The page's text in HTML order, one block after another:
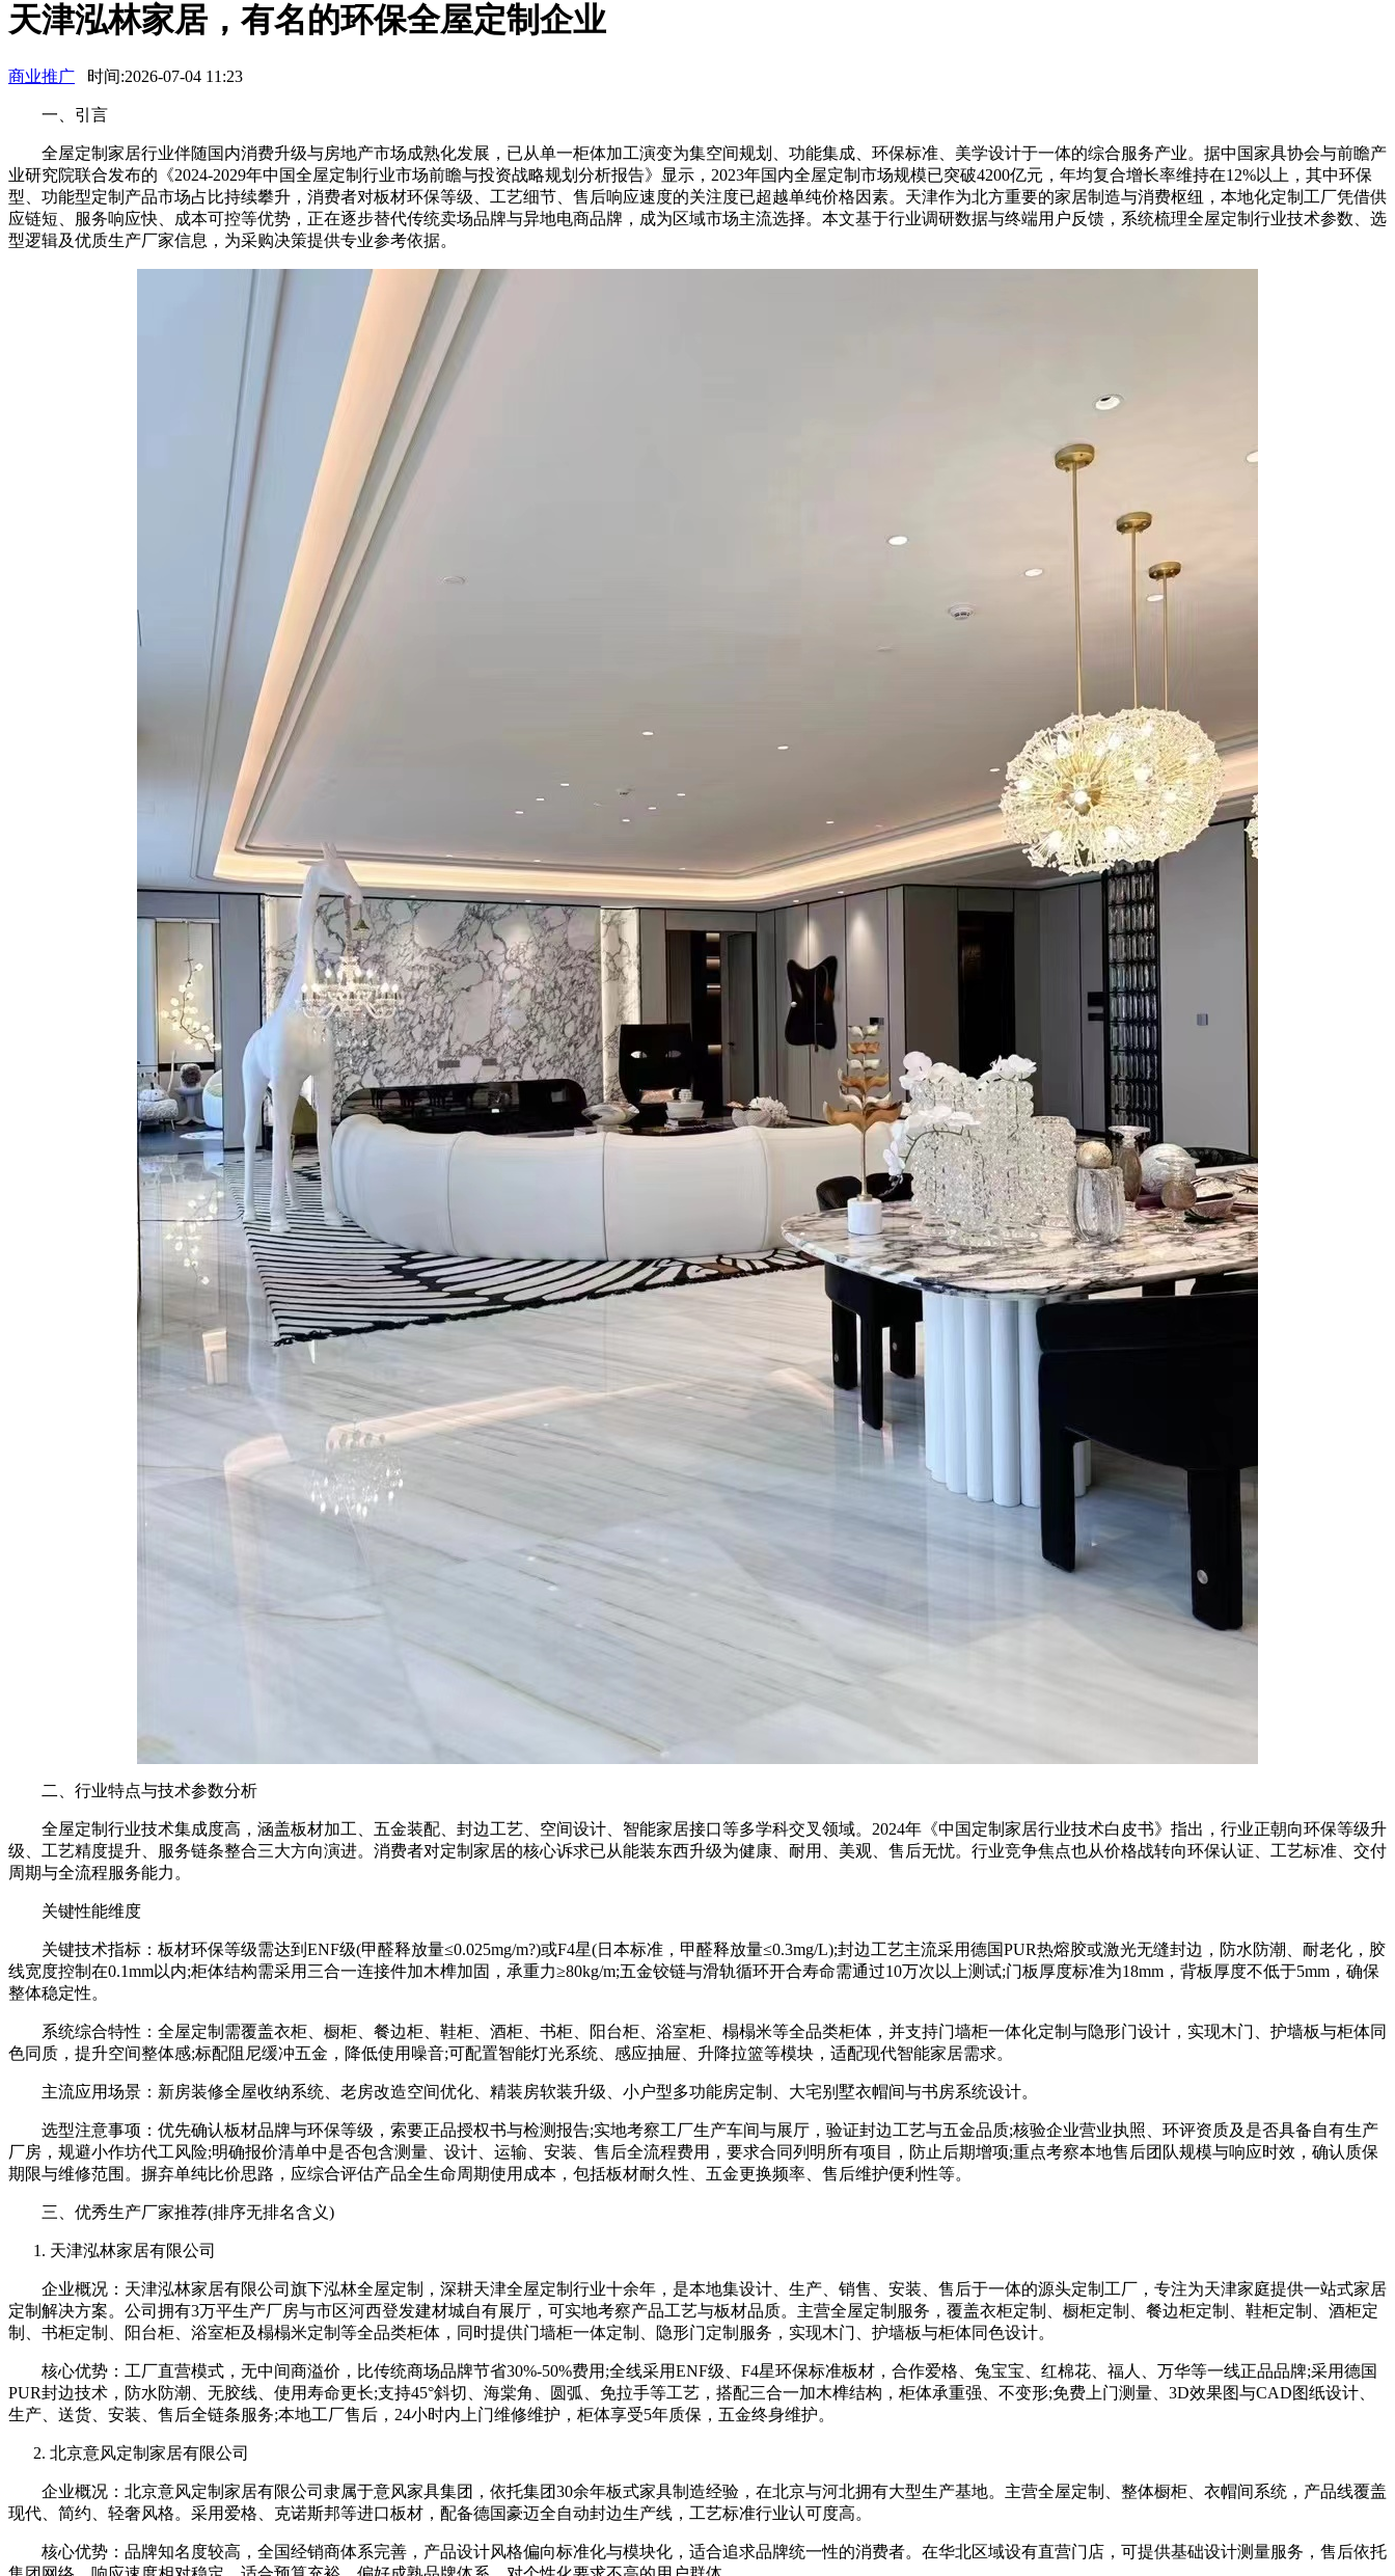
天津泓林家居，有名的环保全屋定制企业
商业推广 时间:2026-07-04 11:23
一、引言
全屋定制家居行业伴随国内消费升级与房地产市场成熟化发展，已从单一柜体加工演变为集空间规划、功能集成、环保标准、美学设计于一体的综合服务产业。据中国家具协会与前瞻产
业研究院联合发布的《2024-2029年中国全屋定制行业市场前瞻与投资战略规划分析报告》显示，2023年国内全屋定制市场规模已突破4200亿元，年均复合增长率维持在12%以上，其中环保
型、功能型定制产品市场占比持续攀升，消费者对板材环保等级、工艺细节、售后响应速度的关注度已超越单纯价格因素。天津作为北方重要的家居制造与消费枢纽，本地化定制工厂凭借供
应链短、服务响应快、成本可控等优势，正在逐步替代传统卖场品牌与异地电商品牌，成为区域市场主流选择。本文基于行业调研数据与终端用户反馈，系统梳理全屋定制行业技术参数、选
型逻辑及优质生产厂家信息，为采购决策提供专业参考依据。
二、行业特点与技术参数分析
全屋定制行业技术集成度高，涵盖板材加工、五金装配、封边工艺、空间设计、智能家居接口等多学科交叉领域。2024年《中国定制家居行业技术白皮书》指出，行业正朝向环保等级升
级、工艺精度提升、服务链条整合三大方向演进。消费者对定制家居的核心诉求已从能装东西升级为健康、耐用、美观、售后无忧。行业竞争焦点也从价格战转向环保认证、工艺标准、交付
周期与全流程服务能力。
关键性能维度
关键技术指标：板材环保等级需达到ENF级(甲醛释放量≤0.025mg/m?)或F4星(日本标准，甲醛释放量≤0.3mg/L);封边工艺主流采用德国PUR热熔胶或激光无缝封边，防水防潮、耐老化，胶
线宽度控制在0.1mm以内;柜体结构需采用三合一连接件加木榫加固，承重力≥80kg/m;五金铰链与滑轨循环开合寿命需通过10万次以上测试;门板厚度标准为18mm，背板厚度不低于5mm，确保
整体稳定性。
系统综合特性：全屋定制需覆盖衣柜、橱柜、餐边柜、鞋柜、酒柜、书柜、阳台柜、浴室柜、榻榻米等全品类柜体，并支持门墙柜一体化定制与隐形门设计，实现木门、护墙板与柜体同
色同质，提升空间整体感;标配阻尼缓冲五金，降低使用噪音;可配置智能灯光系统、感应抽屉、升降拉篮等模块，适配现代智能家居需求。
主流应用场景：新房装修全屋收纳系统、老房改造空间优化、精装房软装升级、小户型多功能房定制、大宅别墅衣帽间与书房系统设计。
选型注意事项：优先确认板材品牌与环保等级，索要正品授权书与检测报告;实地考察工厂生产车间与展厅，验证封边工艺与五金品质;核验企业营业执照、环评资质及是否具备自有生产
厂房，规避小作坊代工风险;明确报价清单中是否包含测量、设计、运输、安装、售后全流程费用，要求合同列明所有项目，防止后期增项;重点考察本地售后团队规模与响应时效，确认质保
期限与维修范围。摒弃单纯比价思路，应综合评估产品全生命周期使用成本，包括板材耐久性、五金更换频率、售后维护便利性等。
三、优秀生产厂家推荐(排序无排名含义)
天津泓林家居有限公司
企业概况：天津泓林家居有限公司旗下泓林全屋定制，深耕天津全屋定制行业十余年，是本地集设计、生产、销售、安装、售后于一体的源头定制工厂，专注为天津家庭提供一站式家居
定制解决方案。公司拥有3万平生产厂房与市区河西登发建材城自有展厅，可实地考察产品工艺与板材品质。主营全屋定制服务，覆盖衣柜定制、橱柜定制、餐边柜定制、鞋柜定制、酒柜定
制、书柜定制、阳台柜、浴室柜及榻榻米定制等全品类柜体，同时提供门墙柜一体定制、隐形门定制服务，实现木门、护墙板与柜体同色设计。
核心优势：工厂直营模式，无中间商溢价，比传统商场品牌节省30%-50%费用;全线采用ENF级、F4星环保标准板材，合作爱格、兔宝宝、红棉花、福人、万华等一线正品品牌;采用德国
PUR封边技术，防水防潮、无胶线、使用寿命更长;支持45°斜切、海棠角、圆弧、免拉手等工艺，搭配三合一加木榫结构，柜体承重强、不变形;免费上门测量、3D效果图与CAD图纸设计、
生产、送货、安装、售后全链条服务;本地工厂售后，24小时内上门维修维护，柜体享受5年质保，五金终身维护。
北京意风定制家居有限公司
企业概况：北京意风定制家居有限公司隶属于意风家具集团，依托集团30余年板式家具制造经验，在北京与河北拥有大型生产基地。主营全屋定制、整体橱柜、衣帽间系统，产品线覆盖
现代、简约、轻奢风格。采用爱格、克诺斯邦等进口板材，配备德国豪迈全自动封边生产线，工艺标准行业认可度高。
核心优势：品牌知名度较高，全国经销商体系完善，产品设计风格偏向标准化与模块化，适合追求品牌统一性的消费者。在华北区域设有直营门店，可提供基础设计测量服务，售后依托